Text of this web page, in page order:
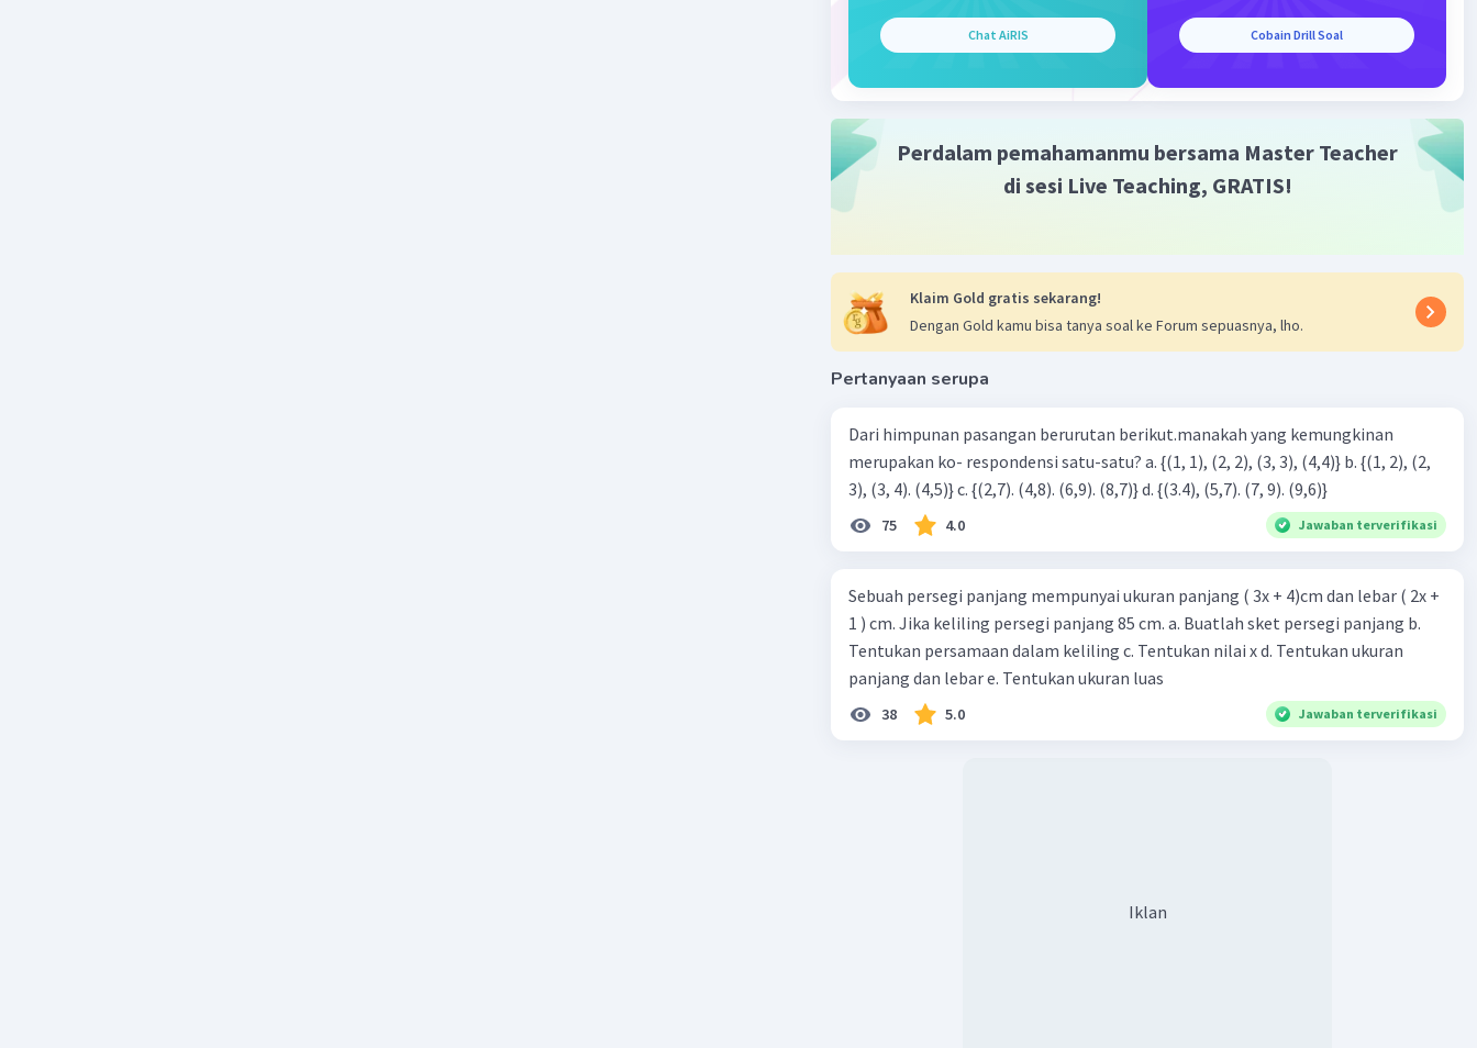
Y = -2X -4 + 15
Y = -2X -11 (eksplisit)
Iklan
Chat AiRIS Cobain Drill Soal
Perdalam pemahamanmu bersama Master Teacher
di sesi Live Teaching, GRATIS!
Klaim Gold gratis sekarang!
Dengan Gold kamu bisa tanya soal ke Forum sepuasnya, lho.
Pertanyaan serupa
Dari himpunan pasangan berurutan berikut.manakah yang kemungkinan
merupakan ko- respondensi satu-satu? a. {(1, 1), (2, 2), (3, 3), (4,4)} b. {(1, 2), (2,
3), (3, 4). (4,5)} c. {(2,7). (4,8). (6,9). (8,7)} d. {(3.4), (5,7). (7, 9). (9,6)}
75 4.0 Jawaban terverifikasi
Sebuah persegi panjang mempunyai ukuran panjang ( 3x + 4)cm dan lebar ( 2x +
1 ) cm. Jika keliling persegi panjang 85 cm. a. Buatlah sket persegi panjang b.
Tentukan persamaan dalam keliling c. Tentukan nilai x d. Tentukan ukuran
panjang dan lebar e. Tentukan ukuran luas
38 5.0 Jawaban terverifikasi
Iklan